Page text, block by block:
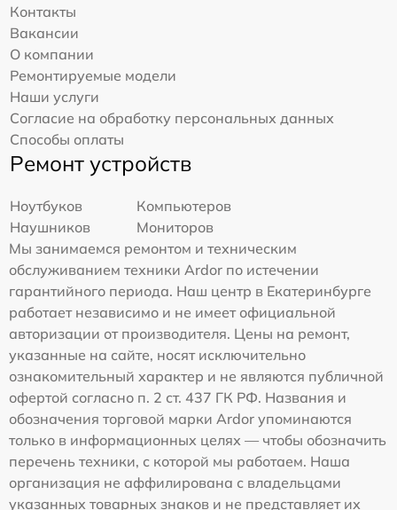
Контакты
Вакансии
О компании
Ремонтируемые модели
Наши услуги
Согласие на обработку персональных данных
Способы оплаты
Ремонт устройств
Ноутбуков
Компьютеров
Наушников
Мониторов
Мы занимаемся ремонтом и техническим
обслуживанием техники Ardor по истечении
гарантийного периода. Наш центр в Екатеринбурге
работает независимо и не имеет официальной
авторизации от производителя. Цены на ремонт,
указанные на сайте, носят исключительно
ознакомительный характер и не являются публичной
офертой согласно п. 2 ст. 437 ГК РФ. Названия и
обозначения торговой марки Ardor упоминаются
только в информационных целях — чтобы обозначить
перечень техники, с которой мы работаем. Наша
организация не аффилирована с владельцами
указанных товарных знаков и не представляет их